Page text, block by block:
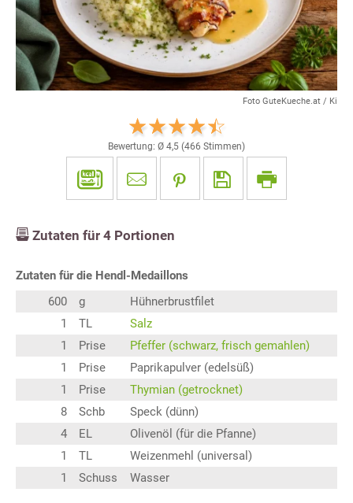
Foto GuteKueche.at / Ki
Bewertung: Ø 4,5 (466 Stimmen)
Zutaten für 4 Portionen
Zutaten für die Hendl-Medaillons
600
g
Hühnerbrustfilet
1
TL
Salz
1
Prise
Pfeffer (schwarz, frisch gemahlen)
1
Prise
Paprikapulver (edelsüß)
1
Prise
Thymian (getrocknet)
8
Schb
Speck (dünn)
4
EL
Olivenöl (für die Pfanne)
1
TL
Weizenmehl (universal)
1
Schuss Wasser